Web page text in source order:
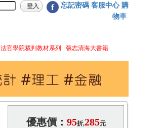
f 忘記密碼 客服中心 購
物車
法官學院裁判教材系列 張志清海大書籍
優惠價： 95折,285元